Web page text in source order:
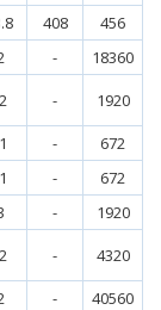
408
456
-
18360
-
1920
-
672
-
672
-
1920
-
4320
-
40560